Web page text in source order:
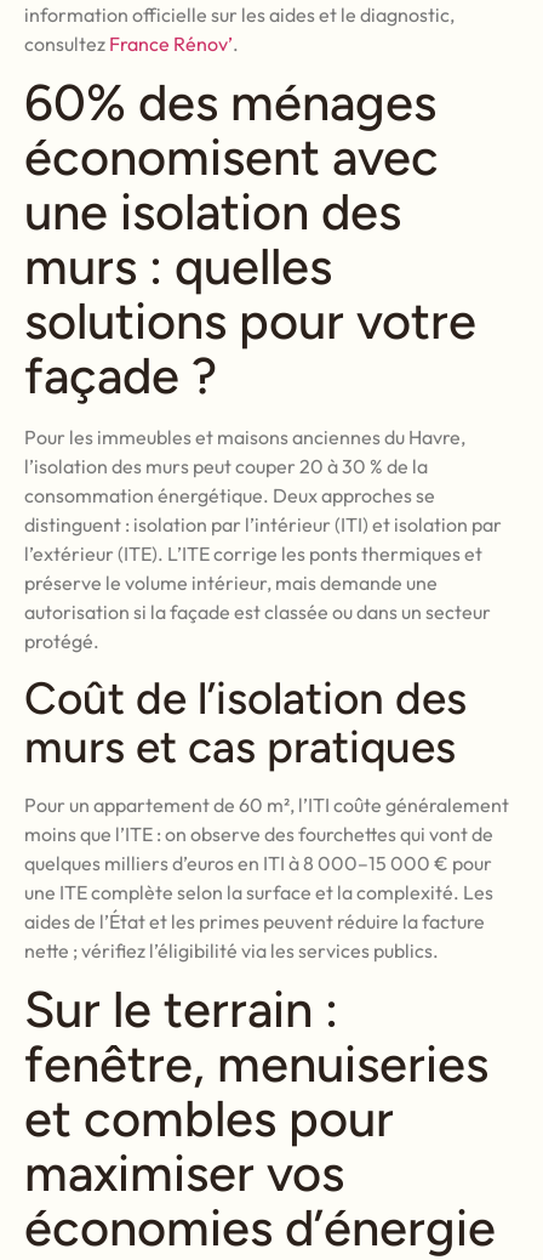
information officielle sur les aides et le diagnostic,
consultez France Rénov’.
60% des ménages
économisent avec
une isolation des
murs : quelles
solutions pour votre
façade ?
Pour les immeubles et maisons anciennes du Havre,
l’isolation des murs peut couper 20 à 30 % de la
consommation énergétique. Deux approches se
distinguent : isolation par l’intérieur (ITI) et isolation par
l’extérieur (ITE). L’ITE corrige les ponts thermiques et
préserve le volume intérieur, mais demande une
autorisation si la façade est classée ou dans un secteur
protégé.
Coût de l’isolation des
murs et cas pratiques
Pour un appartement de 60 m², l’ITI coûte généralement
moins que l’ITE : on observe des fourchettes qui vont de
quelques milliers d’euros en ITI à 8 000–15 000 € pour
une ITE complète selon la surface et la complexité. Les
aides de l’État et les primes peuvent réduire la facture
nette ; vérifiez l’éligibilité via les services publics.
Sur le terrain :
fenêtre, menuiseries
et combles pour
maximiser vos
économies d’énergie